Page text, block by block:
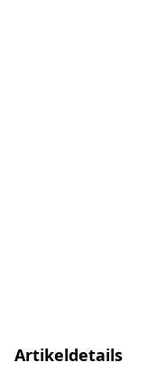
Artikeldetails